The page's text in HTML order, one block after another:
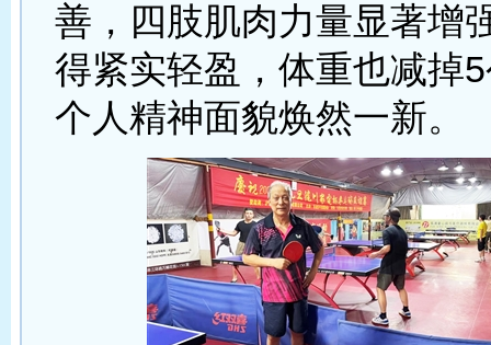
善，四肢肌肉力量显著增
得紧实轻盈，体重也减掉
个人精神面貌焕然一新。